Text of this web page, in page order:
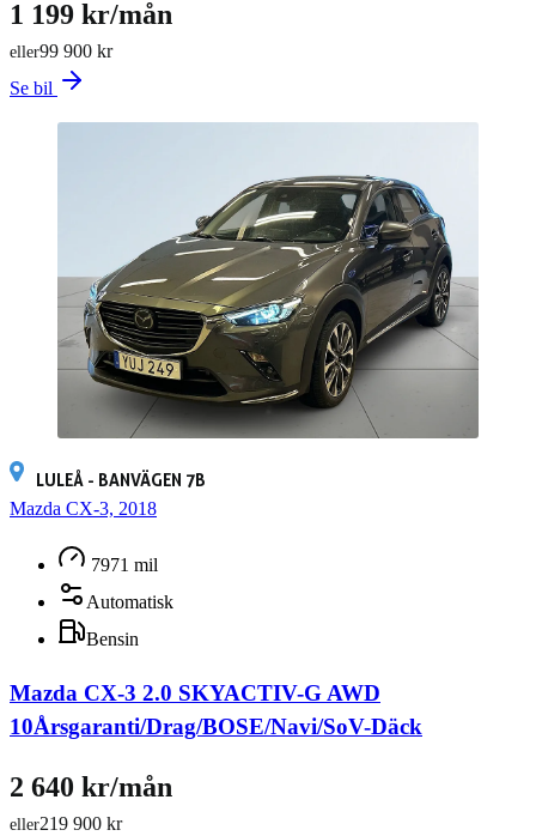
99 900 kr
eller
1 199 kr/mån
Se bil
LULEÅ - BANVÄGEN 7B
Mazda CX-3, 2018
7971 mil
Automatisk
Bensin
Mazda CX-3 2.0 SKYACTIV-G AWD
10Årsgaranti/Drag/BOSE/Navi/SoV-Däck
219 900 kr
eller
2 640 kr/mån